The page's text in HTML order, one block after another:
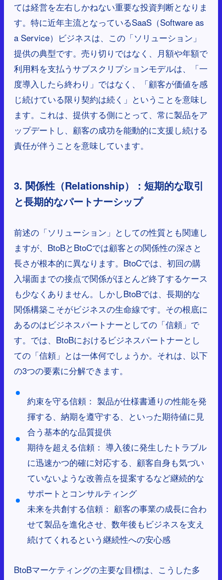
ては経営を左右しかねない重要な投資判断となりま
す。特に近年主流となっているSaaS（Software as
a Service）ビジネスは、この「ソリューション」
提供の典型です。売り切りではなく、月額や年額で
利用料を支払うサブスクリプションモデルは、「一
度導入したら終わり」ではなく、「顧客が価値を感
じ続けている限り契約は続く」ということを意味し
ます。これは、提供する側にとって、常に製品をア
ップデートし、顧客の成功を能動的に支援し続ける
責任が伴うことを意味しています。
3. 関係性（Relationship）：短期的な取引
と長期的なパートナーシップ
前述の「ソリューション」としての性質とも関連し
ますが、BtoBとBtoCでは顧客との関係性の深さと
長さが根本的に異なります。BtoCでは、初回の購
入場面までの接点で関係がほとんど終了するケース
も少なくありません。しかしBtoBでは、長期的な
関係構築こそがビジネスの生命線です。その根底に
あるのはビジネスパートナーとしての「信頼」で
す。では、BtoBにおけるビジネスパートナーとし
ての「信頼」とは一体何でしょうか。それは、以下
の3つの要素に分解できます。
約束を守る信頼： 製品が仕様書通りの性能を発
揮する、納期を遵守する、といった期待値に見
合う基本的な品質提供
期待を超える信頼： 導入後に発生したトラブル
に迅速かつ的確に対応する、顧客自身も気づい
ていないような改善点を提案するなど継続的な
サポートとコンサルティング
未来を共創する信頼： 顧客の事業の成長に合わ
せて製品を進化させ、数年後もビジネスを支え
続けてくれるという継続性への安心感
BtoBマーケティングの主要な目標は、こうした多